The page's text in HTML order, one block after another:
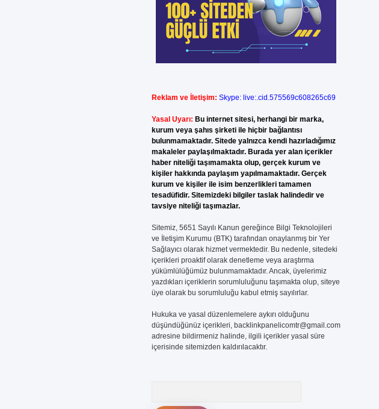
Reklam ve İletişim: Skype: live:.cid.575569c608265c69
Yasal Uyarı: Bu internet sitesi, herhangi bir marka,
kurum veya şahıs şirketi ile hiçbir bağlantısı
bulunmamaktadır. Sitede yalnızca kendi hazırladığımız
makaleler paylaşılmaktadır. Burada yer alan içerikler
haber niteliği taşımamakta olup, gerçek kurum ve
kişiler hakkında paylaşım yapılmamaktadır. Gerçek
kurum ve kişiler ile isim benzerlikleri tamamen
tesadüfidir. Sitemizdeki bilgiler taslak halindedir ve
tavsiye niteliği taşımazlar.
Sitemiz, 5651 Sayılı Kanun gereğince Bilgi Teknolojileri
ve İletişim Kurumu (BTK) tarafından onaylanmış bir Yer
Sağlayıcı olarak hizmet vermektedir. Bu nedenle, sitedeki
içerikleri proaktif olarak denetleme veya araştırma
yükümlülüğümüz bulunmamaktadır. Ancak, üyelerimiz
yazdıkları içeriklerin sorumluluğunu taşımakta olup, siteye
üye olarak bu sorumluluğu kabul etmiş sayılırlar.
Hukuka ve yasal düzenlemelere aykırı olduğunu
düşündüğünüz içerikleri, backlinkpanelicomtr@gmail.com
adresine bildirmeniz halinde, ilgili içerikler yasal süre
içerisinde sitemizden kaldırılacaktır.